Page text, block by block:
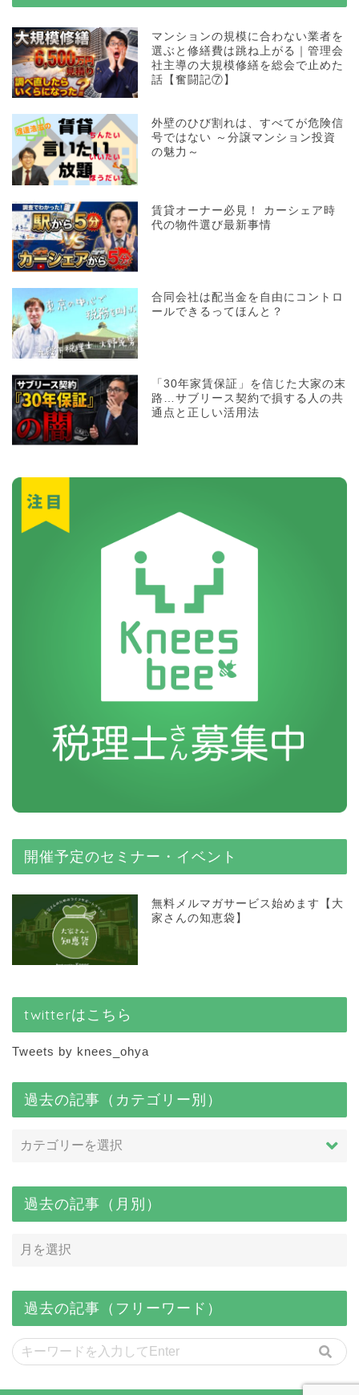
マンションの規模に合わない業者を
選ぶと修繕費は跳ね上がる｜管理会
社主導の大規模修繕を総会で止めた
話【奮闘記⑦】
外壁のひび割れは、すべてが危険信
号ではない ～分譲マンション投資
の魅力～
賃貸オーナー必見！ カーシェア時
代の物件選び最新事情
合同会社は配当金を自由にコントロ
ールできるってほんと？
「30年家賃保証」を信じた大家の末
路…サブリース契約で損する人の共
通点と正しい活用法
開催予定のセミナー・イベント
無料メルマガサービス始めます【大
家さんの知恵袋】
twitterはこちら
Tweets by knees_ohya
過去の記事（カテゴリー別）
過去の記事（月別）
過去の記事（フリーワード）